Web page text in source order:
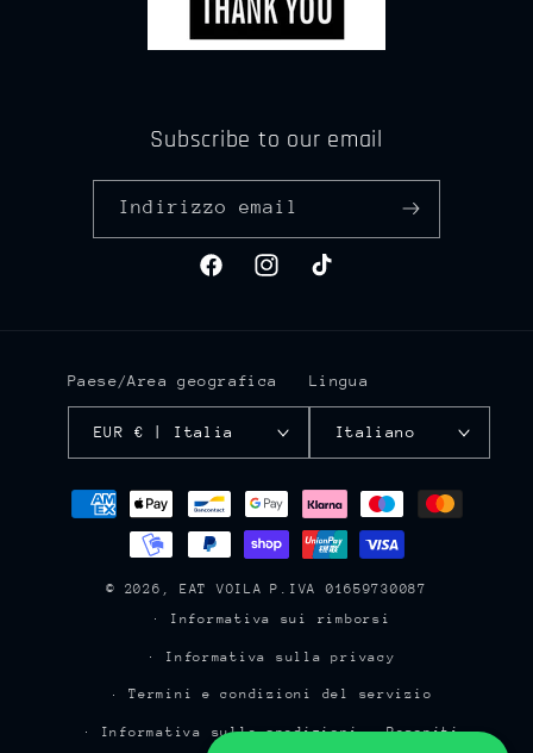
Subscribe to our email
Indirizzo email
FacebookInstagramTikTok
Paese/Area geografica
EUR € | Italia
Lingua
Italiano
Metodi
pagamento
© 2026, EAT VOILA
P.IVA 01659730087
Informativa sui rimborsi
Informativa sulla privacy
Termini e condizioni del servizio
Informativa sulle spedizioni Recapiti